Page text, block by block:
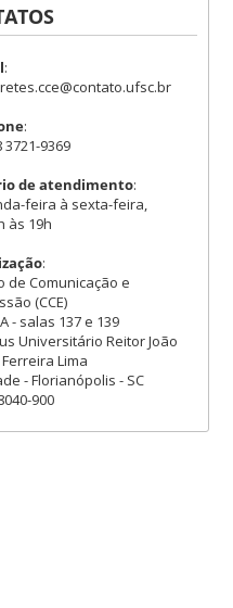
:
:
3721-9369
de atendimento:
feira à sexta-feira,
às 19h
:
de Comunicação e
(CCE)
- salas 137 e 139
Universitário Reitor João
Lima
- Florianópolis - SC
900